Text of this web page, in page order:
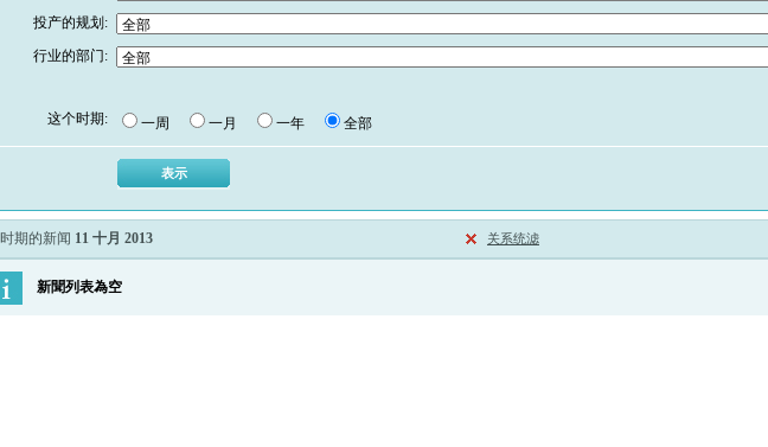
投产的规划:
行业的部门:
这个时期: 一周 一月 一年 全部
时期的新闻 11 十月 2013 关系统滤
新聞列表為空